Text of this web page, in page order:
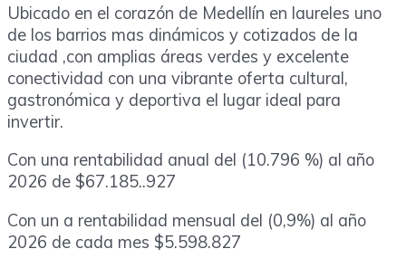
Ubicado en el corazón de Medellín en laureles uno
de los barrios mas dinámicos y cotizados de la
ciudad ,con amplias áreas verdes y excelente
conectividad con una vibrante oferta cultural,
gastronómica y deportiva el lugar ideal para
invertir.
Con una rentabilidad anual del (10.796 %) al año
2026 de $67.185..927
Con un a rentabilidad mensual del (0,9%) al año
2026 de cada mes $5.598.827